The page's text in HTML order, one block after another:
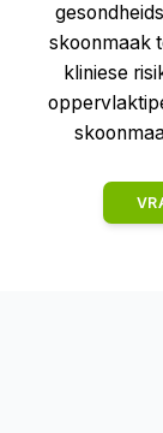
skoonmaak
kliniese